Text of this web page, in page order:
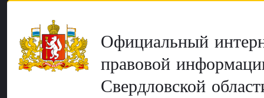
Официальный
правовой
Свердловской